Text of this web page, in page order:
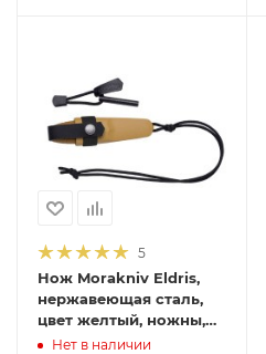
5
Нож Morakniv Eldris,
нержавеющая сталь,
цвет желтый, ножны,
шнурок, огниво,12632
Нет в наличии